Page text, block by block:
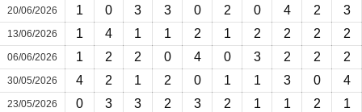
20/06/2026 1 0 3 3 0 2 0 4 2 3
13/06/2026 1 4 1 1 2 1 2 2 2 2
06/06/2026 1 2 2 0 4 0 3 2 2 2
30/05/2026 4 2 1 2 0 1 1 3 0 4
23/05/2026 0 3 3 2 3 2 1 1 2 1